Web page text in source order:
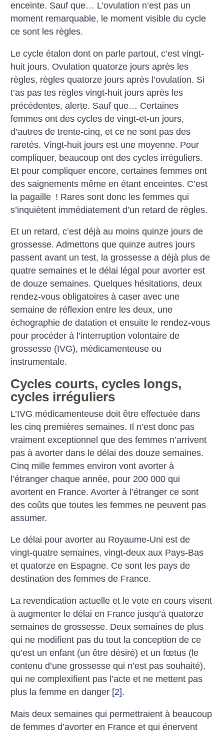
enceinte. Sauf que… L’ovulation n’est pas un
moment remarquable, le moment visible du cycle
ce sont les règles.
Le cycle étalon dont on parle partout, c’est vingt-
huit jours. Ovulation quatorze jours après les
règles, règles quatorze jours après l’ovulation. Si
t’as pas tes règles vingt-huit jours après les
précédentes, alerte. Sauf que… Certaines
femmes ont des cycles de vingt-et-un jours,
d’autres de trente-cinq, et ce ne sont pas des
raretés. Vingt-huit jours est une moyenne. Pour
compliquer, beaucoup ont des cycles irréguliers.
Et pour compliquer encore, certaines femmes ont
des saignements même en étant enceintes. C’est
la pagaille ! Rares sont donc les femmes qui
s’inquiètent immédiatement d’un retard de règles.
Et un retard, c’est déjà au moins quinze jours de
grossesse. Admettons que quinze autres jours
passent avant un test, la grossesse a déjà plus de
quatre semaines et le délai légal pour avorter est
de douze semaines. Quelques hésitations, deux
rendez-vous obligatoires à caser avec une
semaine de réflexion entre les deux, une
échographie de datation et ensuite le rendez-vous
pour procéder à l’interruption volontaire de
grossesse (IVG), médicamenteuse ou
instrumentale.
Cycles courts, cycles longs,
cycles irréguliers
L’IVG médicamenteuse doit être effectuée dans
les cinq premières semaines. Il n’est donc pas
vraiment exceptionnel que des femmes n’arrivent
pas à avorter dans le délai des douze semaines.
Cinq mille femmes environ vont avorter à
l’étranger chaque année, pour 200 000 qui
avortent en France. Avorter à l’étranger ce sont
des coûts que toutes les femmes ne peuvent pas
assumer.
Le délai pour avorter au ­Royaume-Uni est de
vingt-quatre semaines, vingt-deux aux Pays-Bas
et quatorze en Espagne. Ce sont les pays de
destination des femmes de France.
La revendication actuelle et le vote en cours visent
à augmenter le délai en France jusqu’à quatorze
semaines de grossesse. Deux semaines de plus
qui ne modifient pas du tout la conception de ce
qu’est un enfant (un être désiré) et un fœtus (le
contenu d’une grossesse qui n’est pas souhaité),
qui ne complexifient pas l’acte et ne mettent pas
plus la femme en danger [2].
Mais deux semaines qui permettraient à beaucoup
de femmes d’avorter en France et qui énervent